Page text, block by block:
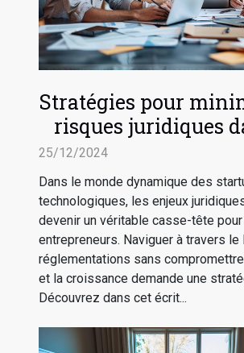
Stratégies pour
risques juridiques
startups
25/12/2024
Dans le monde dynamique des
technologiques, les enjeux
devenir un véritable casse-tête
entrepreneurs. Naviguer à travers le
réglementations sans
et la croissance demande une
Découvrez dans cet écrit...